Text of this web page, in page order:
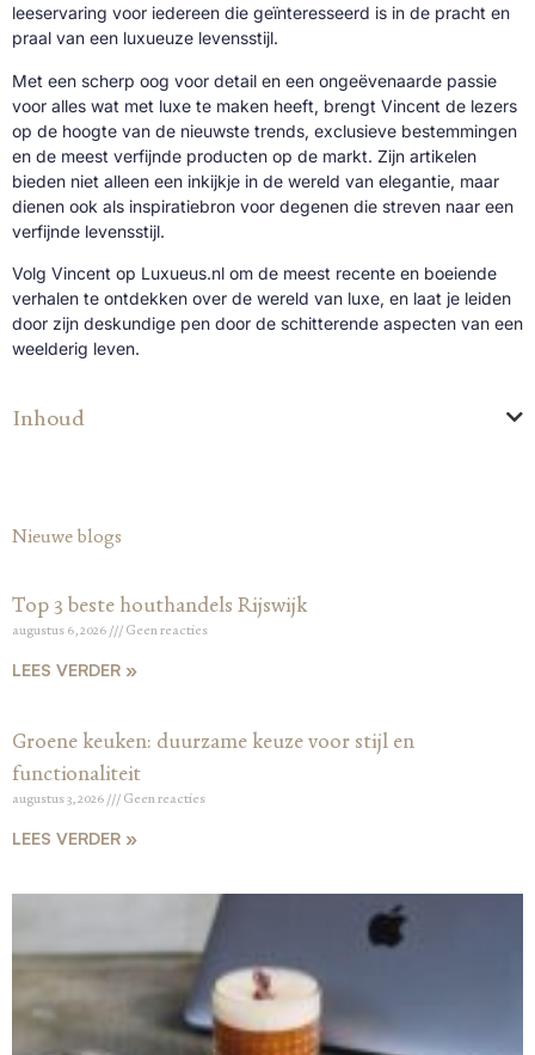
leeservaring voor iedereen die geïnteresseerd is in de pracht en
praal van een luxueuze levensstijl.
Met een scherp oog voor detail en een ongeëvenaarde passie
voor alles wat met luxe te maken heeft, brengt Vincent de lezers
op de hoogte van de nieuwste trends, exclusieve bestemmingen
en de meest verfijnde producten op de markt. Zijn artikelen
bieden niet alleen een inkijkje in de wereld van elegantie, maar
dienen ook als inspiratiebron voor degenen die streven naar een
verfijnde levensstijl.
Volg Vincent op Luxueus.nl om de meest recente en boeiende
verhalen te ontdekken over de wereld van luxe, en laat je leiden
door zijn deskundige pen door de schitterende aspecten van een
weelderig leven.
Inhoud
Nieuwe blogs
Top 3 beste houthandels Rijswijk
augustus 6, 2026 Geen reacties
LEES VERDER »
Groene keuken: duurzame keuze voor stijl en
functionaliteit
augustus 3, 2026 Geen reacties
LEES VERDER »